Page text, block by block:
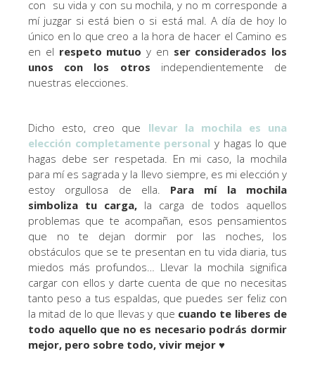
con su vida y con su mochila, y no m corresponde a
mí juzgar si está bien o si está mal. A día de hoy lo
único en lo que creo a la hora de hacer el Camino es
en el respeto mutuo y en ser considerados los
unos con los otros independientemente de
nuestras elecciones.
Dicho esto, creo que llevar la mochila es una
elección completamente personal y hagas lo que
hagas debe ser respetada. En mi caso, la mochila
para mí es sagrada y la llevo siempre, es mi elección y
estoy orgullosa de ella. Para mí la mochila
simboliza tu carga, la carga de todos aquellos
problemas que te acompañan, esos pensamientos
que no te dejan dormir por las noches, los
obstáculos que se te presentan en tu vida diaria, tus
miedos más profundos… Llevar la mochila significa
cargar con ellos y darte cuenta de que no necesitas
tanto peso a tus espaldas, que puedes ser feliz con
la mitad de lo que llevas y que cuando te liberes de
todo aquello que no es necesario podrás dormir
mejor, pero sobre todo, vivir mejor ♥️